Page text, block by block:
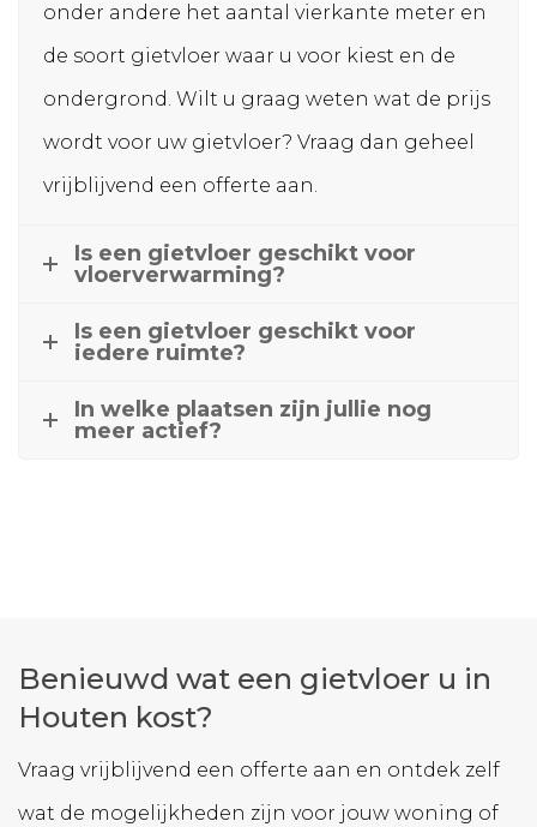
onder andere het aantal vierkante meter en
de soort gietvloer waar u voor kiest en de
ondergrond. Wilt u graag weten wat de prijs
wordt voor uw gietvloer? Vraag dan geheel
vrijblijvend een offerte aan.
Is een gietvloer geschikt voor
vloerverwarming?
Is een gietvloer geschikt voor
iedere ruimte?
In welke plaatsen zijn jullie nog
meer actief?
Benieuwd wat een gietvloer u in
Houten kost?
Vraag vrijblijvend een offerte aan en ontdek zelf
wat de mogelijkheden zijn voor jouw woning of